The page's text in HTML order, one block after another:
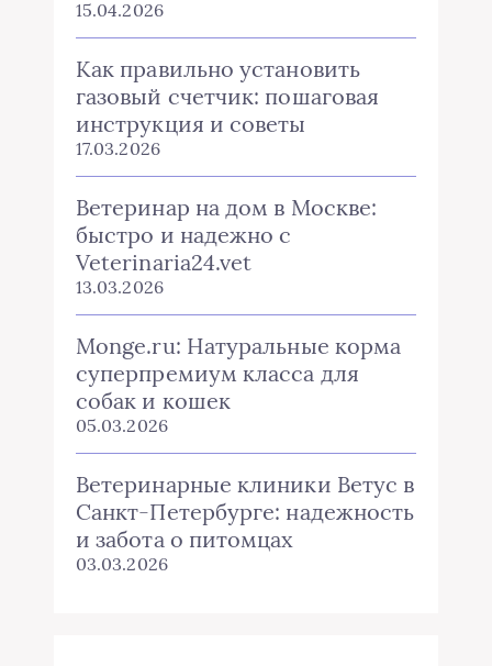
15.04.2026
Как правильно установить
газовый счетчик: пошаговая
инструкция и советы
17.03.2026
Ветеринар на дом в Москве:
быстро и надежно с
Veterinaria24.vet
13.03.2026
Monge.ru: Натуральные корма
суперпремиум класса для
собак и кошек
05.03.2026
Ветеринарные клиники Ветус в
Санкт-Петербурге: надежность
и забота о питомцах
03.03.2026